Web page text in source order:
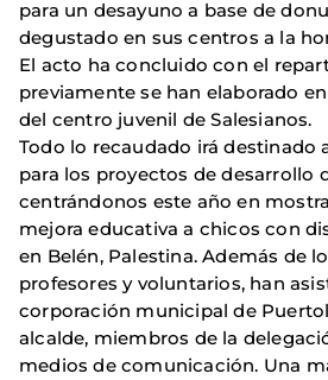
para un desayuno a base de
degustado en sus centros a la
El acto ha concluido con el
previamente se han elaborado
del centro juvenil de Salesianos.
Todo lo recaudado irá destinado
para los proyectos de desarrollo
centrándonos este año en
mejora educativa a chicos con
en Belén, Palestina. Además de
profesores y voluntarios, han
corporación municipal de
alcalde, miembros de la
medios de comunicación. Una